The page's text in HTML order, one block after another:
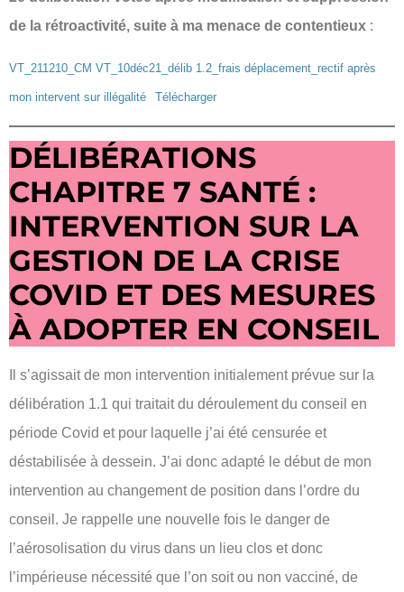
de la rétroactivité, suite à ma menace de contentieux :
VT_211210_CM VT_10déc21_délib 1.2_frais déplacement_rectif après
mon intervent sur illégalité Télécharger
DÉLIBÉRATIONS
CHAPITRE 7 SANTÉ :
INTERVENTION SUR LA
GESTION DE LA CRISE
COVID ET DES MESURES
À ADOPTER EN CONSEIL
Il s’agissait de mon intervention initialement prévue sur la
délibération 1.1 qui traitait du déroulement du conseil en
période Covid et pour laquelle j’ai été censurée et
déstabilisée à dessein. J’ai donc adapté le début de mon
intervention au changement de position dans l’ordre du
conseil. Je rappelle une nouvelle fois le danger de
l’aérosolisation du virus dans un lieu clos et donc
l’impérieuse nécessité que l’on soit ou non vacciné, de